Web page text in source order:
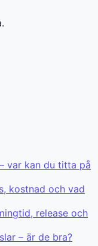
var kan du titta på
kostnad och vad
release och
– är de bra?